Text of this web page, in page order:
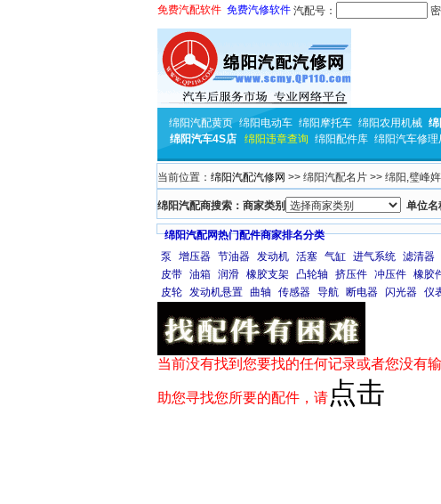
免费汽配软件 免费汽修软件 汽配号：
绵阳汽配黄页 绵阳电动车 绵阳摩托车 绵阳农用机械
绵阳汽车4S店
绵阳违章查询 绵阳配件库 绵阳汽车修理
当前位置： 绵阳汽配汽修网 >> 绵阳汽配名片 >> 绵阳,璧峰
绵阳汽配商搜索：商家类别 单位名
绵阳汽配网热门配件商家排名分类
泵
增压器 节油器 发动机 活塞 气缸 进气系统 滤清器
皮带 油箱 润滑 橡胶支架 凸轮轴 挤压件 冲压件 橡胶
皮轮 发动机悬置 曲轴 传感器 导航 断电器 闪光器 仪
当前没有找到您要找的任何记录或者您没有
助您寻找您所要的配件，请 点击